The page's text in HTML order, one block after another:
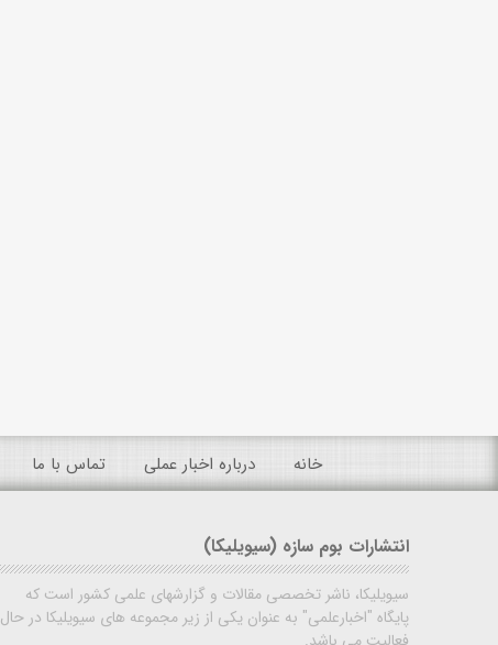
خانه درباره اخبار عملی تماس با ما
انتشارات بوم سازه (سیویلیکا)
سیویلیکا، ناشر تخصصی مقالات و گزارشهای علمی کشور است که
پایگاه "اخبارعلمی" به عنوان یکی از زیر مجموعه های سیویلیکا در حال